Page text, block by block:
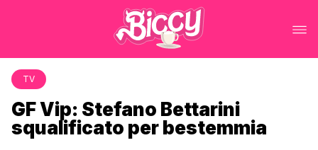
TV
GF Vip: Stefano Bettarini
squalificato per bestemmia